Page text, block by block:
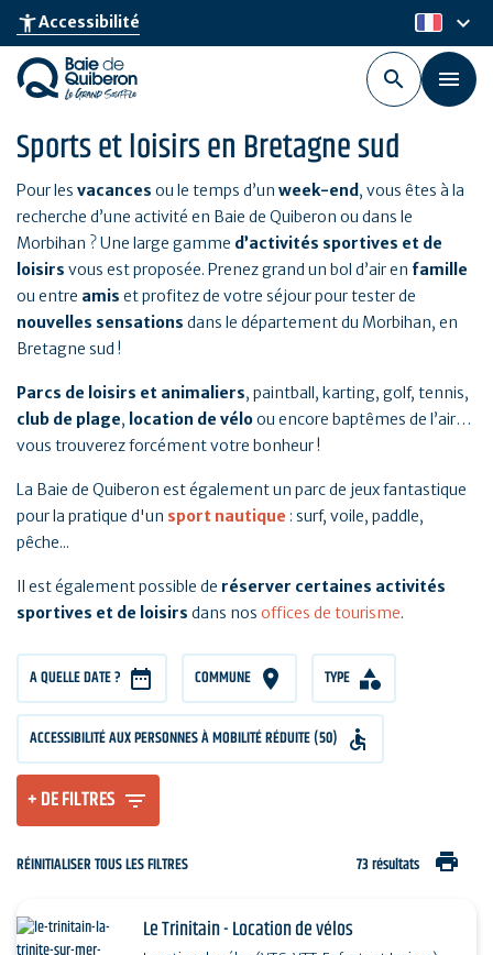
Aller
au
contenu
principal
accessibility_newAccessibilité fr
keyboard_arrow_down
Sports et loisirs en Bretagne sud
Pour les vacances ou le temps d’un week-end , vous êtes à la
recherche d’une activité en Baie de Quiberon ou dans le
Morbihan ? Une large gamme d’activités sportives et de
loisirs vous est proposée. Prenez grand un bol d’air en famille
ou entre amis et profitez de votre séjour pour tester de
nouvelles sensations dans le département du Morbihan, en
Bretagne sud !
Parcs de loisirs et animaliers, paintball, karting, golf, tennis,
club de plage, location de véloou encore baptêmes de l’air…
vous trouverez forcément votre bonheur !
La Baie de Quiberon est également un parc de jeux fantastique
pour la pratique d'un sport nautique : surf, voile, paddle,
pêche...
Il est également possible de réserver certaines activités
sportives et de loisirs dans nos offices de tourisme.
A QUELLE DATE ? COMMUNE TYPE
ACCESSIBILITÉ AUX PERSONNES À MOBILITÉ RÉDUITE (50)
+ DE FILTRES
RÉINITIALISER TOUS LES FILTRES 73 résultats print
Le Trinitain - Location de vélos